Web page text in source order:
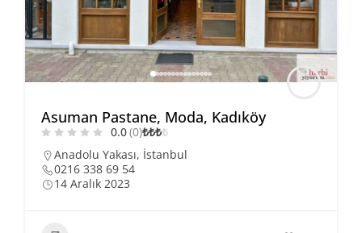
Asuman Pastane, Moda, Kadıköy
0.0(0)₺₺₺₺
Anadolu Yakası, İstanbul
0216 338 69 54
14 Aralık 2023